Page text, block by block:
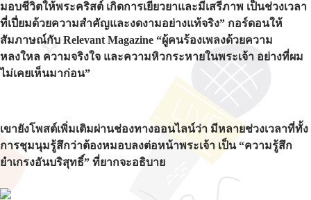
มอบชีวิตให้พระคริสต์ เกิดการเยียวยาและมีเสรีภาพ เป็นช่วงเวลา
ที่เปี่ยมด้วยความสำคัญและงดงามอย่างแท้จริง” กอร์ดอนให้
สัมภาษณ์กับ Relevant Magazine “ผู้คนร้องเพลงด้วยความ
หลงใหล ความจริงใจ และความหิวกระหายในพระเจ้า อย่างที่ผม
ไม่เคยเห็นมาก่อน”
เขายังโพสต์เพิ่มเติมผ่านช่องทางออนไลน์ว่า มีหลายช่วงเวลาที่ทั้ง
การชุมนุมรู้สึกว่าต้องหมอบลงต่อหน้าพระเจ้า เป็น “ความรู้สึก
ยำเกรงอันบริสุทธิ์” ที่ยากจะอธิบาย